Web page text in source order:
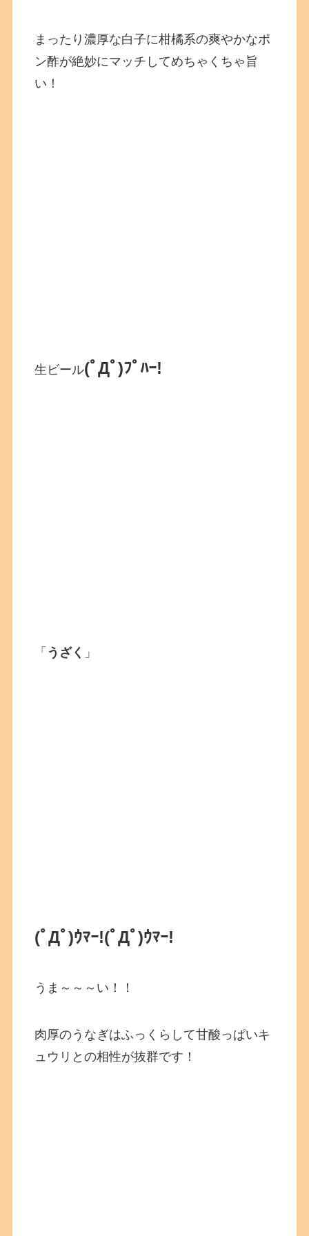
まったり濃厚な白子に柑橘系の爽やかなポ
ン酢が絶妙にマッチしてめちゃくちゃ旨
い！
生ビール(ﾟДﾟ)ﾌﾟﾊｰ!
「 うざく 」
(ﾟДﾟ)ｳﾏｰ!(ﾟДﾟ)ｳﾏｰ!
うま～～～い！！
肉厚のうなぎはふっくらして甘酸っぱいキ
ュウリとの相性が抜群です！